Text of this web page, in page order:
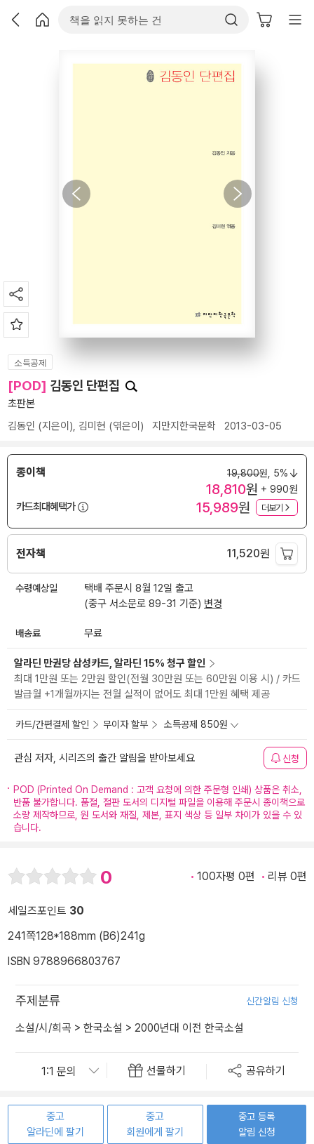
소득공제
[POD] 김동인 단편집
초판본
김동인 (지은이), 김미현 (엮은이) 지만지한국문학 2013-03-05
종이책 19,800원, 5%
18,810원 + 990원
카드최대혜택가
15,989원 더보기
전자책 11,520원
수령예상일
택배 주문시 8월 12일 출고
(중구 서소문로 89-31 기준) 변경
배송료 무료
알라딘 만권당 삼성카드, 알라딘 15% 청구 할인
최대 1만원 또는 2만원 할인(전월 30만원 또는 60만원 이용 시) / 카드
발급월 +1개월까지는 전월 실적이 없어도 최대 1만원 혜택 제공
카드/간편결제 할인 무이자 할부 소득공제 850원
관심 저자, 시리즈의 출간 알림을 받아보세요 신청
POD (Printed On Demand : 고객 요청에 의한 주문형 인쇄) 상품은 취소,
반품 불가합니다. 품절, 절판 도서의 디지털 파일을 이용해 주문시 종이책으로
소량 제작하므로, 원 도서와 재질, 제본, 표지 색상 등 일부 차이가 있을 수 있
습니다.
0 100자평 0편 리뷰 0편
세일즈포인트 30
241쪽128*188mm (B6)241g
ISBN 9788966803767
주제분류 신간알림 신청
소설/시/희곡 > 한국소설 > 2000년대 이전 한국소설
선물하기 공유하기
중고
알라딘에 팔기
중고
회원에게 팔기
중고 등록
알림 신청